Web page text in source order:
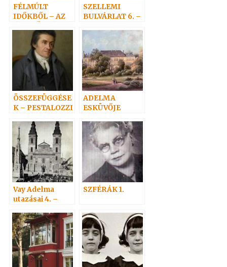
FÉLMÚLT
IDŐKBŐL – AZ
SZELLEMI
BULVÁRLAT 6. –
nevezetes
rokonai 1
ÖSSZEFÜGGÉSE
K – PESTALOZZI
ADELMA
ESKÜVŐJE
Vay Adelma
utazásai 4. –
Schwarzauba
SZFÉRÁK 1.